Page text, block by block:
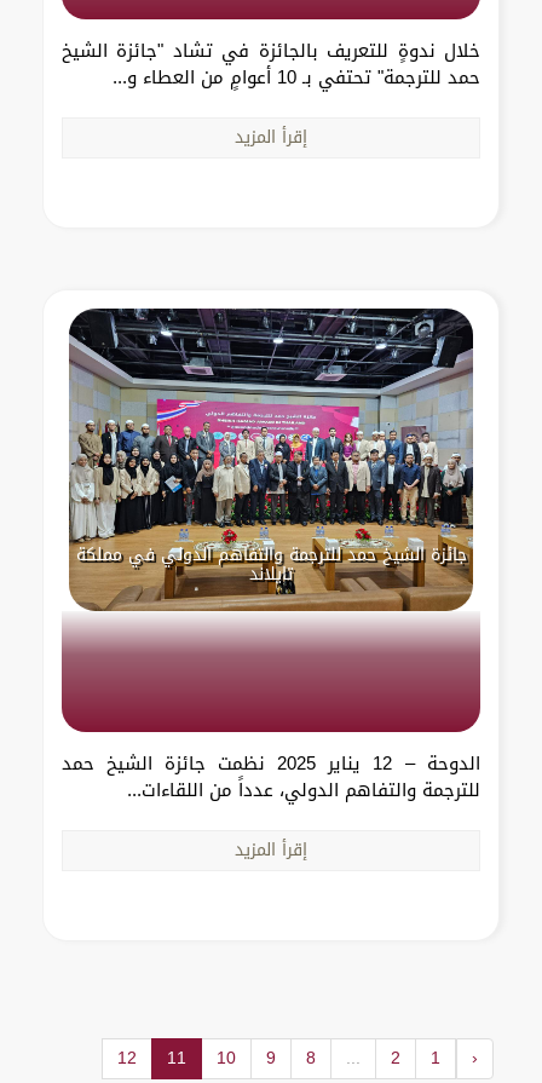
خلال ندوةٍ للتعريف بالجائزة في تشاد "جائزة الشيخ
حمد للترجمة" تحتفي بـ 10 أعوامٍ من العطاء و...
إقرأ المزيد
جائزة الشيخ حمد للترجمة والتفاهم الدولي في مملكة
تايلاند
الدوحة – 12 يناير 2025 نظمت جائزة الشيخ حمد
للترجمة والتفاهم الدولي، عدداً من اللقاءات...
إقرأ المزيد
‹
1
2
...
8
9
10
11
12